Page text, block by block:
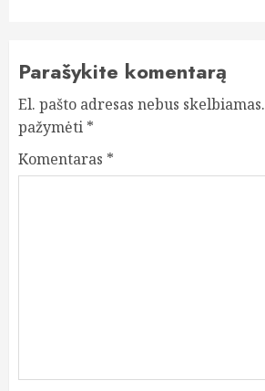
Parašykite komentarą
El. pašto adresas nebus skelbiamas.
pažymėti *
Komentaras *